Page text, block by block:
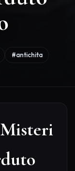
#antichita